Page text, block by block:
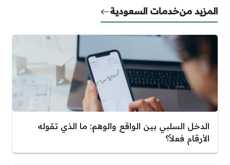
المزيد منخدمات السعودية
الدخل السلبي بين الواقع والوهم: ما الذي تقوله
الأرقام فعلاً؟